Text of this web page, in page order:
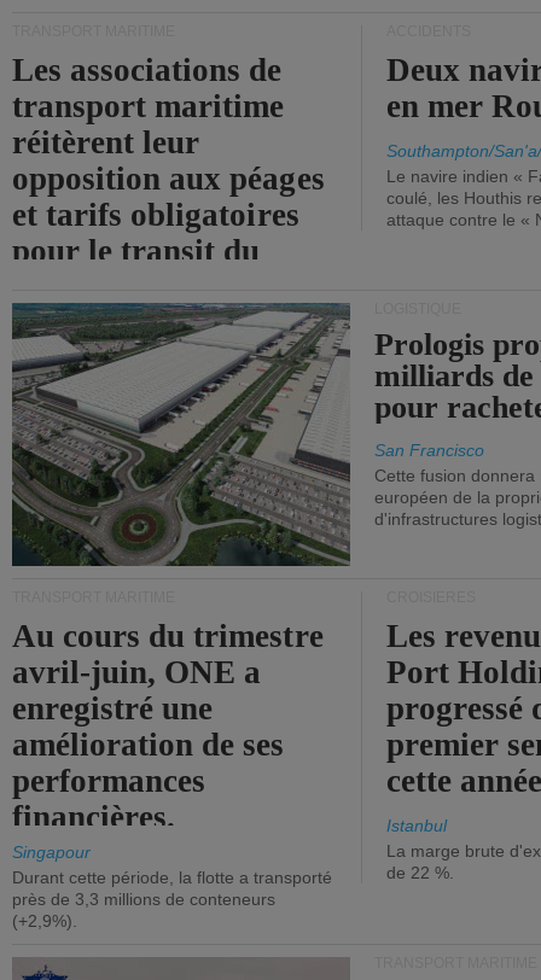
Les associations de
transport maritime
réitèrent leur
opposition aux péages
et tarifs obligatoires
pour le transit du
Deux
en mer
Southampton/
Le navire indien «
coulé, les Houthis
attaque contre le «
Prologis
milliards
pour
San Francisco
Cette fusion
européen de la
d'infrastructures
Au cours du trimestre
avril-juin, ONE a
enregistré une
amélioration de ses
performances
financières.
Singapour
Durant cette période, la flotte a transporté
près de 3,3 millions de conteneurs
(+2,9%).
Les
Port
progressé
premier
cette
Istanbul
La marge brute
de 22 %.